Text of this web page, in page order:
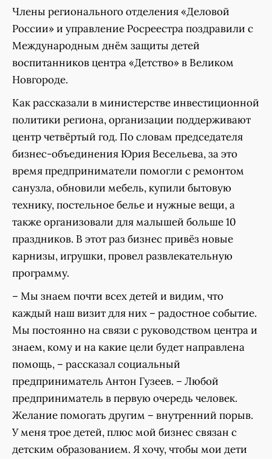
Члены регионального отделения «Деловой
России» и управление Росреестра поздравили с
Международным днём защиты детей
воспитанников центра «Детство» в Великом
Новгороде.
Как рассказали в министерстве инвестиционной
политики региона, организации поддерживают
центр четвёртый год. По словам председателя
бизнес-объединения Юрия Весельева, за это
время предприниматели помогли с ремонтом
санузла, обновили мебель, купили бытовую
технику, постельное белье и нужные вещи, а
также организовали для малышей больше 10
праздников. В этот раз бизнес привёз новые
карнизы, игрушки, провел развлекательную
программу.
– Мы знаем почти всех детей и видим, что
каждый наш визит для них – радостное событие.
Мы постоянно на связи с руководством центра и
знаем, кому и на какие цели будет направлена
помощь, – рассказал социальный
предприниматель Антон Гузеев. – Любой
предприниматель в первую очередь человек.
Желание помогать другим – внутренний порыв.
У меня трое детей, плюс мой бизнес связан с
детским образованием. Я хочу, чтобы мои дети